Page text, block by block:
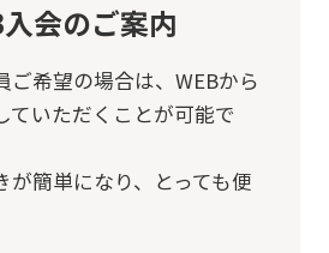
会のご案内
希望の場合は、 WEBから
ていただくことが可能で
が簡単になり、とっても便
automatic
translation
service,
Japanese